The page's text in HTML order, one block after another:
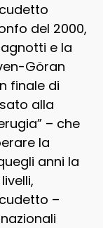
del 2000,
e la
Göran
finale di
alla
– che
la
anni la
–